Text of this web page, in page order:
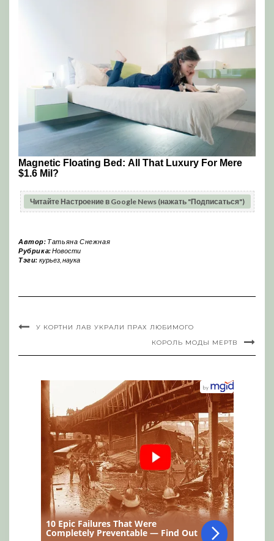
Читайте Настроение в Google News (нажать "Подписаться")
Автор: Татьяна Снежная
Рубрика:Новости
Тэги: курьез, наука
У КОРТНИ ЛАВ УКРАЛИ ПРАХ ЛЮБИМОГО
КОРОЛЬ МОДЫ МЕРТВ